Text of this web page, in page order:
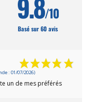
/10
Basé sur 60 avis
: 01/07/2026)
un de mes préférés